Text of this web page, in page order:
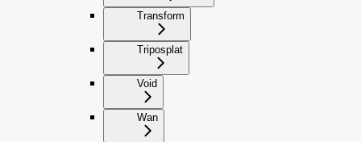
Transform
Triposplat
Void
Wan